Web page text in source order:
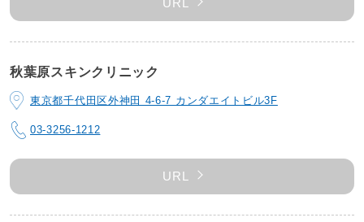
URL
秋葉原スキンクリニック
東京都千代田区外神田 4-6-7 カンダエイトビル3F
03-3256-1212
URL